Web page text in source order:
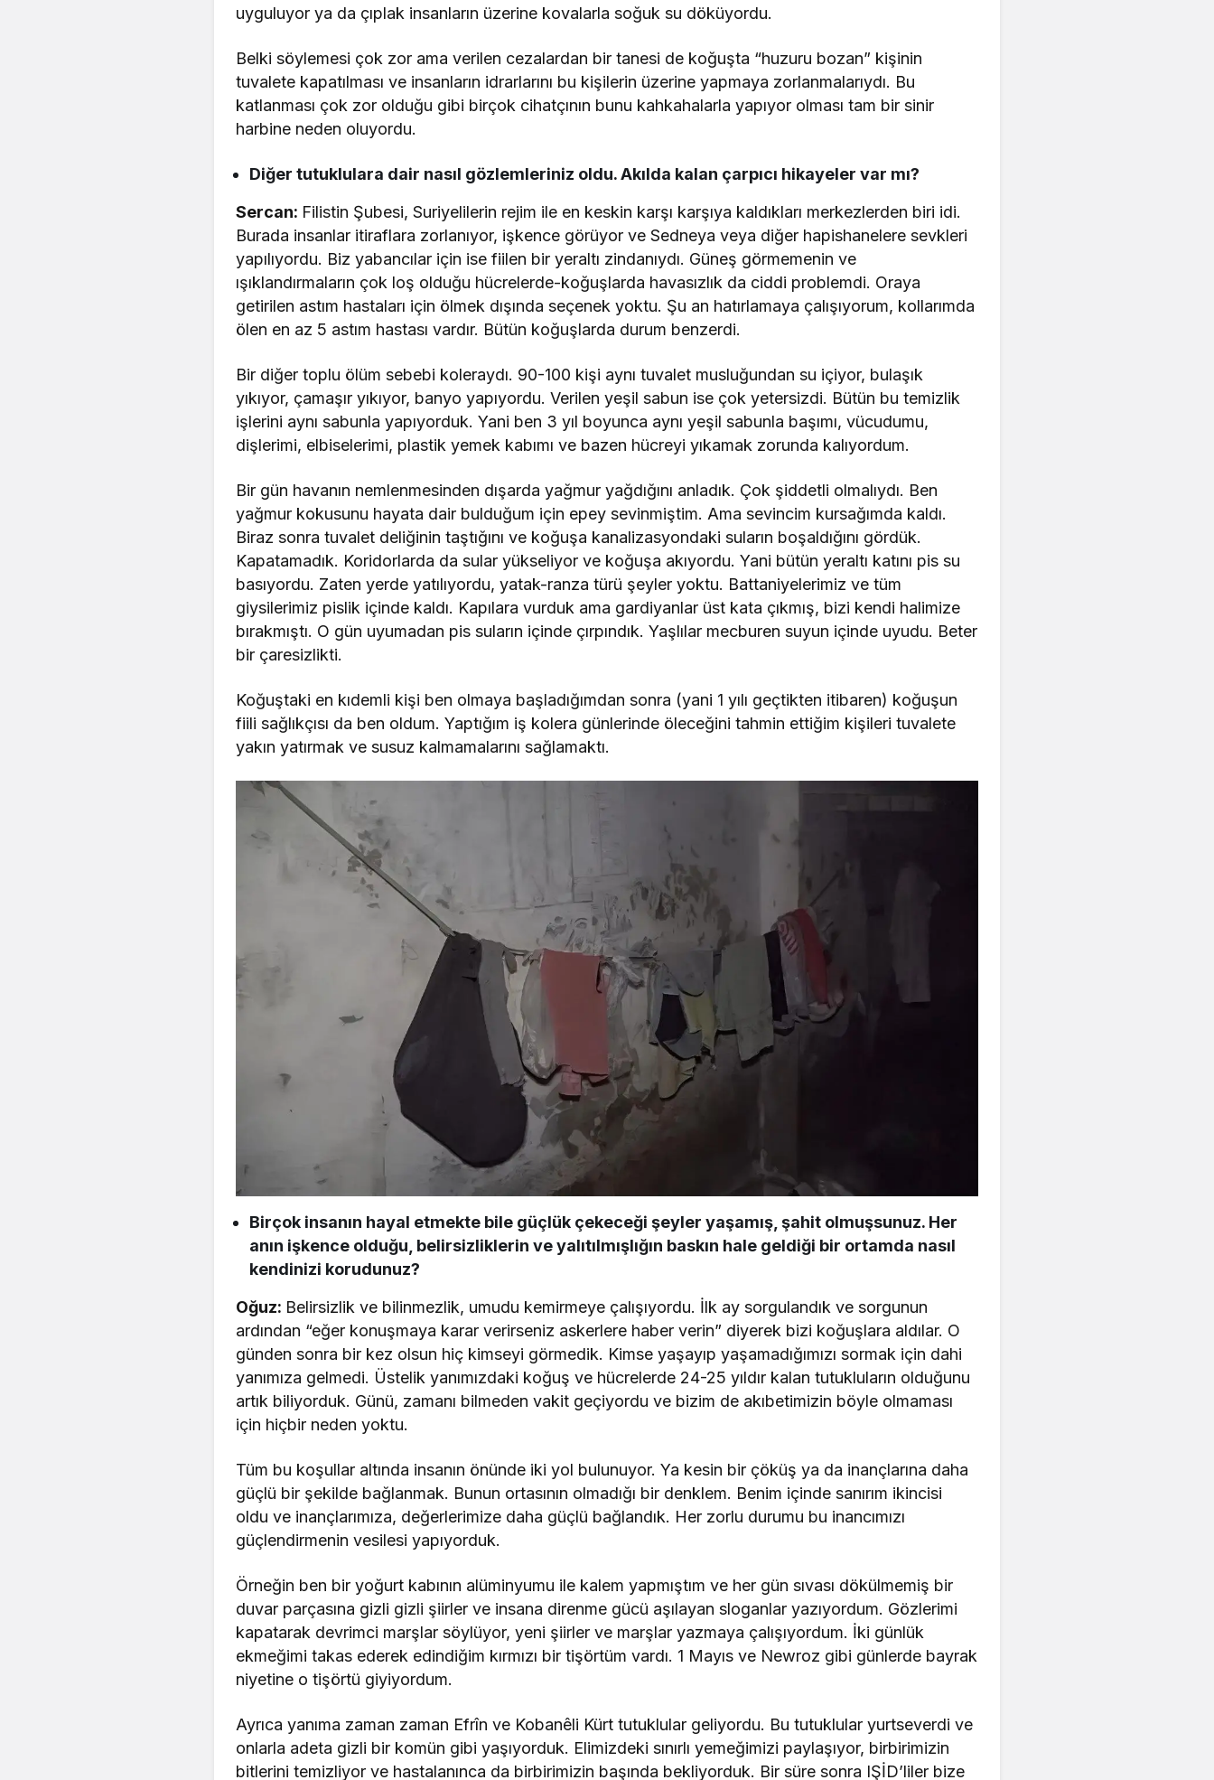
uyguluyor ya da çıplak insanların üzerine kovalarla soğuk su döküyordu.
Belki söylemesi çok zor ama verilen cezalardan bir tanesi de koğuşta “huzuru bozan” kişinin
tuvalete kapatılması ve insanların idrarlarını bu kişilerin üzerine yapmaya zorlanmalarıydı. Bu
katlanması çok zor olduğu gibi birçok cihatçının bunu kahkahalarla yapıyor olması tam bir sinir
harbine neden oluyordu.
Diğer tutuklulara dair nasıl gözlemleriniz oldu. Akılda kalan çarpıcı hikayeler var mı?
Sercan: Filistin Şubesi, Suriyelilerin rejim ile en keskin karşı karşıya kaldıkları merkezlerden biri idi.
Burada insanlar itiraflara zorlanıyor, işkence görüyor ve Sedneya veya diğer hapishanelere sevkleri
yapılıyordu. Biz yabancılar için ise fiilen bir yeraltı zindanıydı. Güneş görmemenin ve
ışıklandırmaların çok loş olduğu hücrelerde-koğuşlarda havasızlık da ciddi problemdi. Oraya
getirilen astım hastaları için ölmek dışında seçenek yoktu. Şu an hatırlamaya çalışıyorum, kollarımda
ölen en az 5 astım hastası vardır. Bütün koğuşlarda durum benzerdi.
Bir diğer toplu ölüm sebebi koleraydı. 90-100 kişi aynı tuvalet musluğundan su içiyor, bulaşık
yıkıyor, çamaşır yıkıyor, banyo yapıyordu. Verilen yeşil sabun ise çok yetersizdi. Bütün bu temizlik
işlerini aynı sabunla yapıyorduk. Yani ben 3 yıl boyunca aynı yeşil sabunla başımı, vücudumu,
dişlerimi, elbiselerimi, plastik yemek kabımı ve bazen hücreyi yıkamak zorunda kalıyordum.
Bir gün havanın nemlenmesinden dışarda yağmur yağdığını anladık. Çok şiddetli olmalıydı. Ben
yağmur kokusunu hayata dair bulduğum için epey sevinmiştim. Ama sevincim kursağımda kaldı.
Biraz sonra tuvalet deliğinin taştığını ve koğuşa kanalizasyondaki suların boşaldığını gördük.
Kapatamadık. Koridorlarda da sular yükseliyor ve koğuşa akıyordu. Yani bütün yeraltı katını pis su
basıyordu. Zaten yerde yatılıyordu, yatak-ranza türü şeyler yoktu. Battaniyelerimiz ve tüm
giysilerimiz pislik içinde kaldı. Kapılara vurduk ama gardiyanlar üst kata çıkmış, bizi kendi halimize
bırakmıştı. O gün uyumadan pis suların içinde çırpındık. Yaşlılar mecburen suyun içinde uyudu. Beter
bir çaresizlikti.
Koğuştaki en kıdemli kişi ben olmaya başladığımdan sonra (yani 1 yılı geçtikten itibaren) koğuşun
fiili sağlıkçısı da ben oldum. Yaptığım iş kolera günlerinde öleceğini tahmin ettiğim kişileri tuvalete
yakın yatırmak ve susuz kalmamalarını sağlamaktı.
Birçok insanın hayal etmekte bile güçlük çekeceği şeyler yaşamış, şahit olmuşsunuz. Her
anın işkence olduğu, belirsizliklerin ve yalıtılmışlığın baskın hale geldiği bir ortamda nasıl
kendinizi korudunuz?
Oğuz: Belirsizlik ve bilinmezlik, umudu kemirmeye çalışıyordu. İlk ay sorgulandık ve sorgunun
ardından “eğer konuşmaya karar verirseniz askerlere haber verin” diyerek bizi koğuşlara aldılar. O
günden sonra bir kez olsun hiç kimseyi görmedik. Kimse yaşayıp yaşamadığımızı sormak için dahi
yanımıza gelmedi. Üstelik yanımızdaki koğuş ve hücrelerde 24-25 yıldır kalan tutukluların olduğunu
artık biliyorduk. Günü, zamanı bilmeden vakit geçiyordu ve bizim de akıbetimizin böyle olmaması
için hiçbir neden yoktu.
Tüm bu koşullar altında insanın önünde iki yol bulunuyor. Ya kesin bir çöküş ya da inançlarına daha
güçlü bir şekilde bağlanmak. Bunun ortasının olmadığı bir denklem. Benim içinde sanırım ikincisi
oldu ve inançlarımıza, değerlerimize daha güçlü bağlandık. Her zorlu durumu bu inancımızı
güçlendirmenin vesilesi yapıyorduk.
Örneğin ben bir yoğurt kabının alüminyumu ile kalem yapmıştım ve her gün sıvası dökülmemiş bir
duvar parçasına gizli gizli şiirler ve insana direnme gücü aşılayan sloganlar yazıyordum. Gözlerimi
kapatarak devrimci marşlar söylüyor, yeni şiirler ve marşlar yazmaya çalışıyordum. İki günlük
ekmeğimi takas ederek edindiğim kırmızı bir tişörtüm vardı. 1 Mayıs ve Newroz gibi günlerde bayrak
niyetine o tişörtü giyiyordum.
Ayrıca yanıma zaman zaman Efrîn ve Kobanêli Kürt tutuklular geliyordu. Bu tutuklular yurtseverdi ve
onlarla adeta gizli bir komün gibi yaşıyorduk. Elimizdeki sınırlı yemeğimizi paylaşıyor, birbirimizin
bitlerini temizliyor ve hastalanınca da birbirimizin başında bekliyorduk. Bir süre sonra IŞİD’liler bize